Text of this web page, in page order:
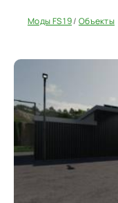
Моды FS 19/ Объекты